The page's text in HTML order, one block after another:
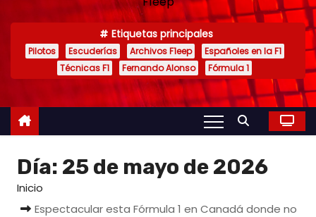
i
Etiquetas principales
Pilotos Escuderías Archivos F1eep
Españoles en la F1
Técnicas F1
Fernando Alonso Fórmula 1
Día: 25 de mayo de 2026
Inicio
Espectacular esta Fórmula 1 en Canadá donde no